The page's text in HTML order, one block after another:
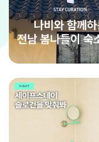
전체
전체